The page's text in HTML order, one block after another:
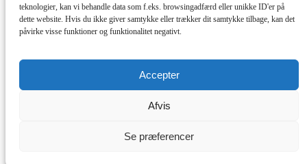
teknologier, kan vi behandle data som f.eks. browsingadfærd eller unikke ID'er på
dette website. Hvis du ikke giver samtykke eller trækker dit samtykke tilbage, kan det
påvirke visse funktioner og funktionalitet negativt.
Accepter
Afvis
Se præferencer
© 2026 Bideo. All rights reserved. Support by
Brugernavn eller e-mailadresse
Husk mig